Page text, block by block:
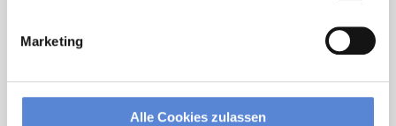
Marketing
Alle Cookies zulassen
Fax: +49 (0) 521 / 911 730 31